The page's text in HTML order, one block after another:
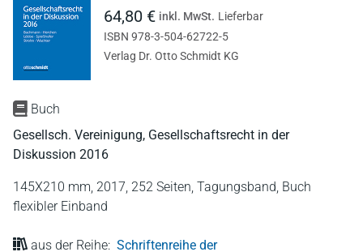
Buch
Gesellsch. Vereinigung, Gesellschaftsrecht in der
Diskussion 2016
145X210 mm, 2017, 252 Seiten, Tagungsband, Buch
flexibler Einband
aus der Reihe: Schriftenreihe der
64,80 € inkl. MwSt. Lieferbar
ISBN 978-3-504-62722-5
Verlag Dr. Otto Schmidt KG